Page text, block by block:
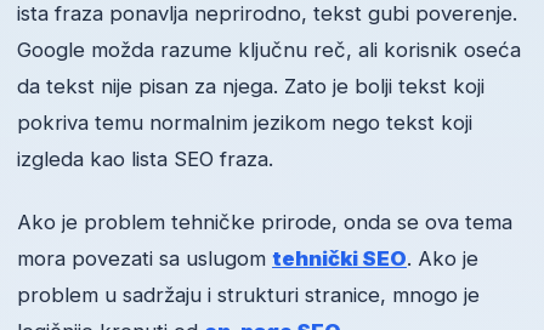
ista fraza ponavlja neprirodno, tekst gubi poverenje.
Google možda razume ključnu reč, ali korisnik oseća
da tekst nije pisan za njega. Zato je bolji tekst koji
pokriva temu normalnim jezikom nego tekst koji
izgleda kao lista SEO fraza.
Ako je problem tehničke prirode, onda se ova tema
mora povezati sa uslugom tehnički SEO. Ako je
problem u sadržaju i strukturi stranice, mnogo je